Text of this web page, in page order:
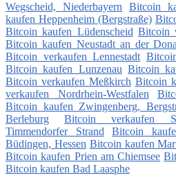
Wegscheid, Niederbayern
Bitcoin
kaufen Heppenheim (Bergstraße)
Bitcoin kaufen Lüdenscheid Bitcoin
Bitcoin kaufen Neustadt an der
Bitcoin verkaufen Lennestadt
Bitcoin kaufen Lunzenau Bitcoin
Bitcoin verkaufen Meßkirch Bitcoin
verkaufen Nordrhein-Westfalen
Bitcoin kaufen Zwingenberg,
Berleburg
Bitcoin verkaufen
Timmendorfer Strand
Bitcoin
Büdingen, Hessen Bitcoin kaufen
Bitcoin kaufen Prien am Chiemsee
Bitcoin kaufen Bad Laasphe